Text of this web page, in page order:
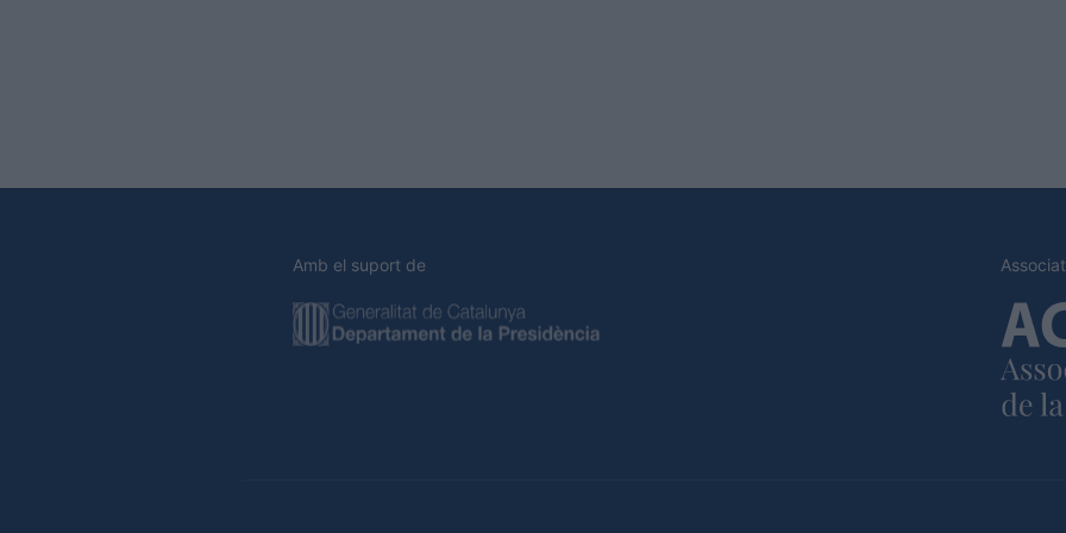
Amb el suport de